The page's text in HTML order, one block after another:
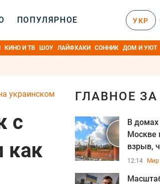
ПОПУЛЯРНОЕ УКР
КИНО И ТВ ШОУ ЛАЙФХАКИ СОННИК ДОМ И УЮТ
украинском
с
как
ГЛАВНОЕ
В
Москве
взрыв,
12:14 Мир